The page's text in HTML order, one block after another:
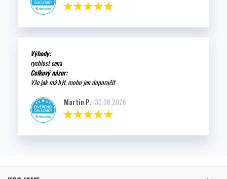
Výhody:
rychlost cena
Celkový názor:
Vše jak má být, mohu jen doporučit
Martin P. 30.06.2026